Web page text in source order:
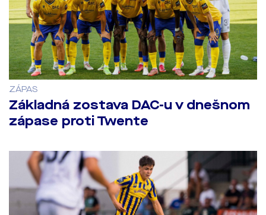
ZÁPAS
Základná zostava DAC-u v dnešnom
zápase proti Twente